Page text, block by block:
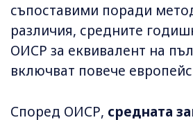
съпоставими поради
различия, средните
ОИСР за еквивалент на
включват повече
Според ОИСР, средната